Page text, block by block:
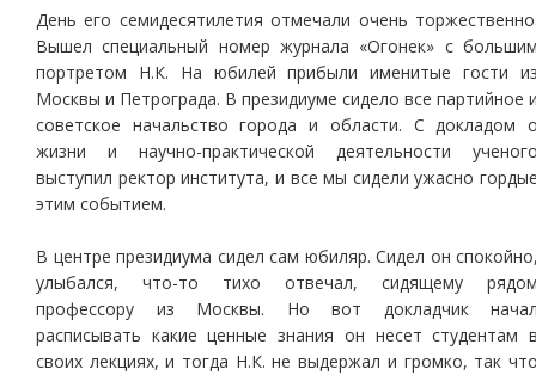
День его семидесятилетия отмечали очень
Вышел специальный номер журнала «Огонек» с
портретом Н.К. На юбилей прибыли именитые гости
Москвы и Петрограда. В президиуме сидело все партийное
советское начальство города и области. С докладом
жизни и научно-практической деятельности
выступил ректор института, и все мы сидели ужасно
этим событием.
В центре президиума сидел сам юбиляр. Сидел он
улыбался, что-то тихо отвечал, сидящему
профессору из Москвы. Но вот докладчик
расписывать какие ценные знания он несет студентам
своих лекциях, и тогда Н.К. не выдержал и громко, так